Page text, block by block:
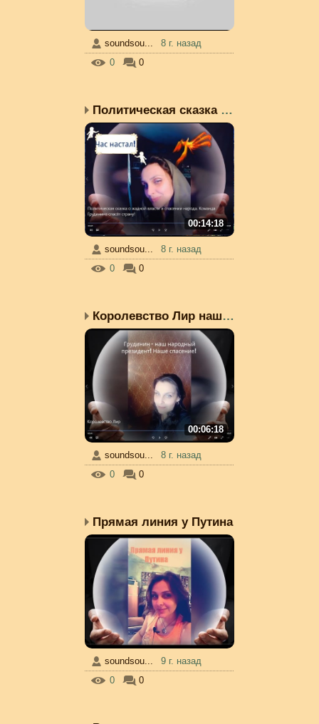
soundsou...
8 г. назад
0
0
Политическая сказка о ж...
00:14:18
soundsou...
8 г. назад
0
0
Королевство Лир нашей с...
00:06:18
soundsou...
8 г. назад
0
0
Прямая линия у Путина
soundsou...
9 г. назад
0
0